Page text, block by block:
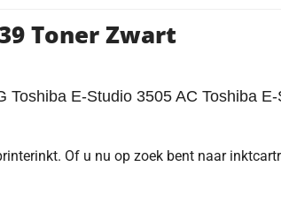
Toner Zwart
E-Studio 3505 AC Toshiba
Of u nu op zoek bent naar